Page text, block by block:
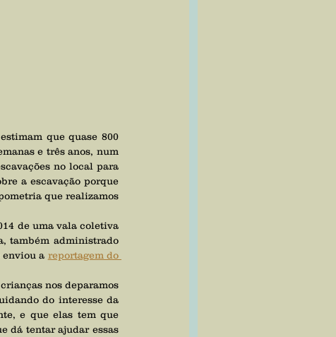
e três anos, num
no local para
a escavação porque
que realizamos
também administrado
enviou a reportagem do
do interesse da
e que elas tem que
dá tentar ajudar essas